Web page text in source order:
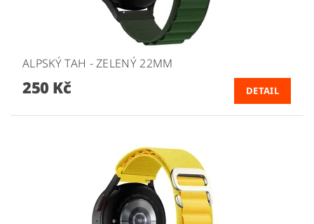
ALPSKÝ TAH - ZELENÝ 22MM
250 Kč DETAIL